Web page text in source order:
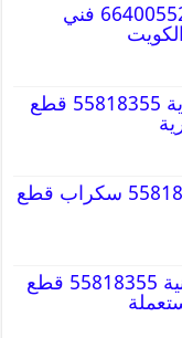
تظليل سيارة الكويت 66400552 فني
قطع غيار سيارات كورية 55818355 قطع
قطع غيار كاديلاك 55818355 سكراب قطع
قطع غيار سيارات المانية 55818355 قطع